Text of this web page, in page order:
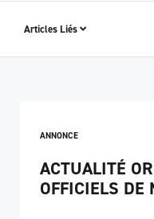
Articles Liés
ANNONCE
ACTUALITÉ
OFFICIELS DE